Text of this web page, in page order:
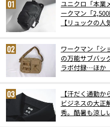
ユニクロ「本業
ークマン「
【リュックの
ワークマン「シ
の万能サブバッ
ラボ付録…ほか
【汗だく通勤
ビジネスの大正
秀。酷暑も涼し